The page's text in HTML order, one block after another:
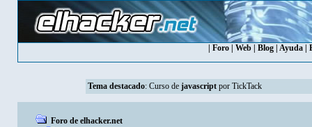
Foro| Web| Blog| Ayuda|
Tema destacado: Curso de javascriptpor TickTack
Foro de elhacker.net